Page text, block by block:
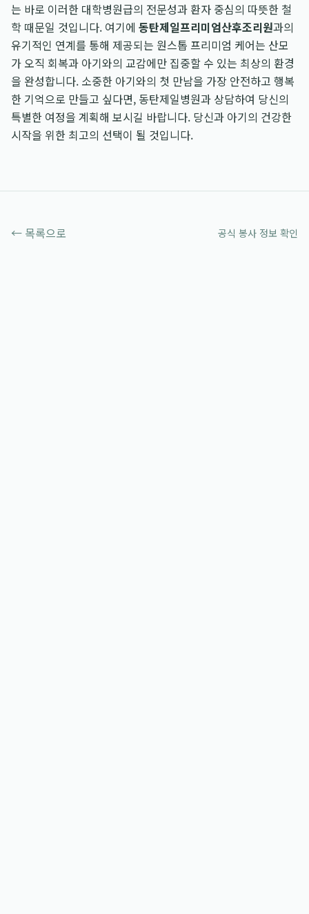
는 바로 이러한 대학병원급의 전문성과 환자 중심의 따뜻한 철
학 때문일 것입니다. 여기에 동탄제일프리미엄산후조리원과의
유기적인 연계를 통해 제공되는 원스톱 프리미엄 케어는 산모
가 오직 회복과 아기와의 교감에만 집중할 수 있는 최상의 환경
을 완성합니다. 소중한 아기와의 첫 만남을 가장 안전하고 행복
한 기억으로 만들고 싶다면, 동탄제일병원과 상담하여 당신의
특별한 여정을 계획해 보시길 바랍니다. 당신과 아기의 건강한
시작을 위한 최고의 선택이 될 것입니다.
← 목록으로 공식 봉사 정보 확인